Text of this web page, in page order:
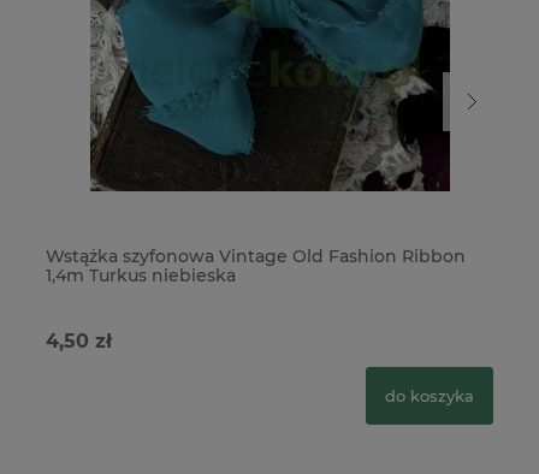
Wstążka szyfonowa Vintage Old Fashion Ribbon
1,4m Turkus niebieska
4,50 zł
do koszyka